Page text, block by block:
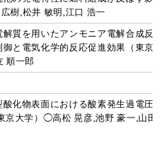
樹,松井 敏明,江口 浩一
質を用いたアンモニア電解合成反
御と電気化学的反応促進効果（東京
順一郎
化物表面における酸素発生過電圧
京大学）◯高松 晃彦,池野 豪一,山田